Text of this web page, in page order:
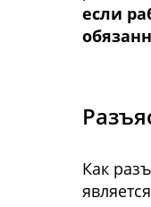
если
Как